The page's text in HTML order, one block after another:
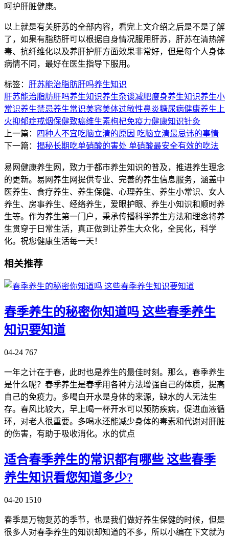
呵护肝脏健康。
以上就是有关肝苏的全部内容，看完上文介绍之后是不是了解
了，如果有脂肪肝可以根据自身情况服用肝苏，肝苏在清热解
毒、抗纤维化以及养肝护肝方面效果非常好，但是每个人身体
病情不同，最好在医生指导下服用。
标签： 肝苏能治脂肪肝吗养生知识
肝苏能治脂肪肝吗养生知识养生杂谈减肥瘦身养生知识养生小
常识养生禁忌养生常识美容美体过敏性鼻炎糖尿病健康养生 上
火抑郁症戒烟保健致癌维生素枸杞免疫力健康知识针灸
上一篇：
四种人不宜吃脑立清的原因 吃脑立清最忌讳的事情
下一篇： 揭秘长期吃单硝酸的害处 单硝酸最安全有效的吃法
易网健康养生网，致力于都市养生知识的普及，推进养生理念
的更新。易网养生网提供专业、完善的养生信息服务，涵盖中
医养生、食疗养生、养生保健、心理养生、养生小常识、女人
养生、房事养生、经络养生，爱眼护眼、养生小知识和顺时养
生等。作为养生第一门户，秉承传播科学养生方法和理念将养
生贯穿于日常生活，真正做到让养生大众化，全民化，科学
化。祝您健康生活每一天！
相关推荐
春季养生的秘密你知道吗 这些春季养生
知识要知道
04-24 767
一年之计在于春，此时也是养生的最佳时刻。那么，春季养生
是什么呢？春季养生是春季用各种方法增强自己的体质，提高
自己的免疫力。多喝白开水是身体的来源，缺水的人无法生
存。春风比较大，早上喝一杯开水可以预防疾病，促进血液循
环，对老人很重要。多喝水还能减少身体的毒素和代谢对肝脏
的伤害，有助于吸收消化。水的优点
适合春季养生的常识都有哪些 这些春季
养生知识看您知道多少?
04-20 1510
春季是万物复苏的季节，也是我们做好养生保健的时候，但是
很多人对春季养生的知识却知道的不多，所以小编在下文就为